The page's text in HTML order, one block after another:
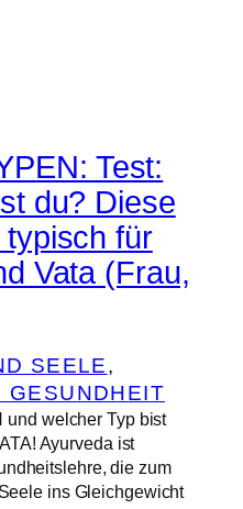
Test:
du? Diese
für
Vata (Frau,
SEELE
GESUNDHEIT
und welcher Typ bist
Ayurveda ist
die zum
ins Gleichgewicht